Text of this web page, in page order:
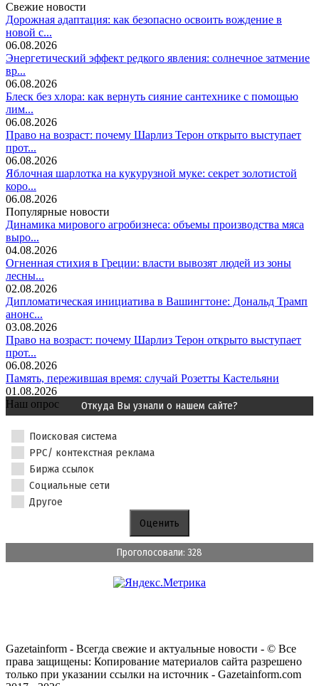
Свежие новости
Дорожная адаптация: как безопасно освоить вождение в
новой с...
06.08.2026
Энергетический эффект редкого явления: солнечное затмение
вр...
06.08.2026
Блеск без хлора: как вернуть сияние сантехнике с помощью
лим...
06.08.2026
Право на возраст: почему Шарлиз Терон открыто выступает
прот...
06.08.2026
Яблочная шарлотка на кукурузной муке: секрет золотистой
коро...
06.08.2026
Популярные новости
Динамика мирового агробизнеса: объемы производства мяса
выро...
04.08.2026
Огненная стихия в Греции: власти вывозят людей из зоны
лесны...
02.08.2026
Дипломатическая инициатива в Вашингтоне: Дональд Трамп
анонс...
03.08.2026
Право на возраст: почему Шарлиз Терон открыто выступает
прот...
06.08.2026
Память, пережившая время: случай Розетты Кастельяни
01.08.2026
Наш опрос
Откуда Вы узнали о нашем сайте?
Поисковая система
PPC/ контекстная реклама
Биржа ссылок
Социальные сети
Другое
Проголосовали: 328
Gazetainform - Всегда свежие и актуальные новости - © Все
права защищены: Копирование материалов сайта разрешено
только при указании ссылки на источник - Gazetainform.com